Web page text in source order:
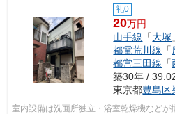
礼0
20万円
山手線 「大塚
都電荒川線 「
都営三田線 「
築30年 /
東京都豊島区
室内設備は洗面所独立・浴室乾燥機などが